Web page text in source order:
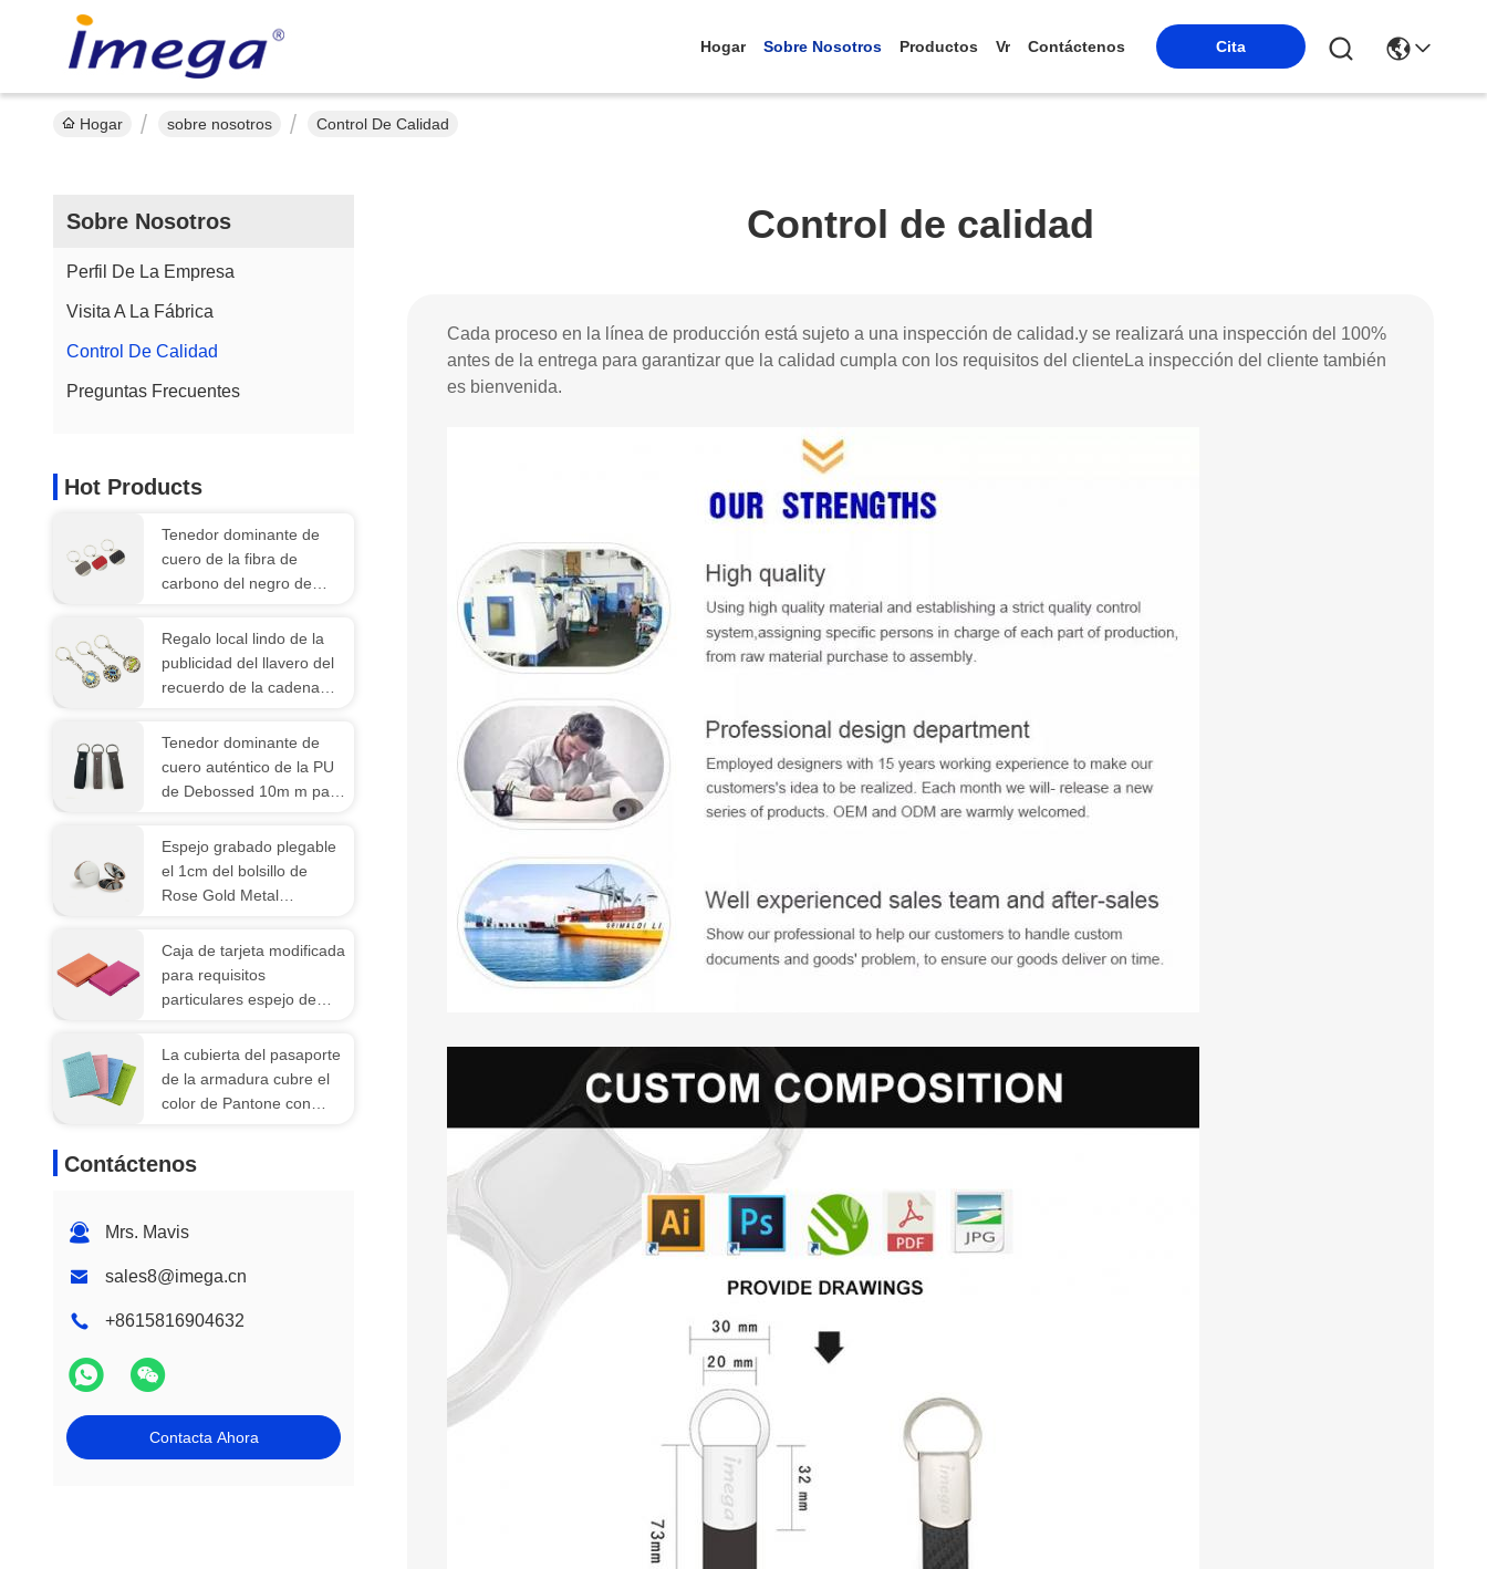
Hogar Sobre Nosotros Productos Vr Contáctenos Cita
Hogar sobre nosotros Control De Calidad
Sobre Nosotros
Perfil De La Empresa
Visita A La Fábrica
Control De Calidad
Preguntas Frecuentes
Hot Products
Tenedor dominante de
cuero de la fibra de
carbono del negro de
5m m Pantone
Regalo local lindo de la
publicidad del llavero del
recuerdo de la cadena
Pantone
Tenedor dominante de
cuero auténtico de la PU
de Debossed 10m m para
para requisitos
particulares
Espejo grabado plegable
el 1cm del bolsillo de
Rose Gold Metal
densamente
Caja de tarjeta modificada
para requisitos
particulares espejo de
del tenedor de la tarjeta
de presentación
La cubierta del pasaporte
de la armadura cubre el
color de Pantone con
Contáctenos
Mrs. Mavis
sales8@imega.cn
+8615816904632
Contacta Ahora
Control de calidad
Cada proceso en la línea de producción está sujeto a una inspección de calidad.y se realizará una inspección del 100%
antes de la entrega para garantizar que la calidad cumpla con los requisitos del clienteLa inspección del cliente también
es bienvenida.